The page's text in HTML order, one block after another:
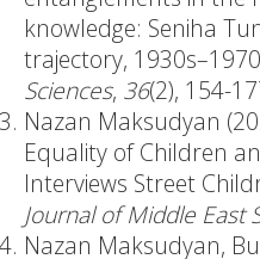
knowledge: Seniha
trajectory,
Sciences, 36(2), 154-
Nazan Maksudyan
Equality of Children
Interviews Street
Journal of Middle East
Nazan Maksudyan,